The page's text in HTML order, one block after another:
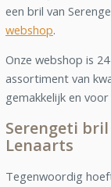
een bril van
webshop.
Onze webshop is
assortiment van
gemakkelijk en
Serengeti
Lenaarts
Tegenwoordig